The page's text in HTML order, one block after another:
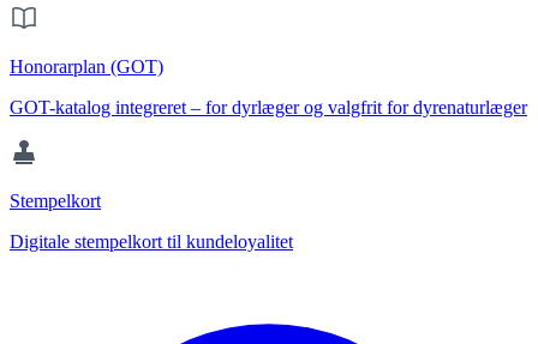
Honorarplan (GOT)
GOT-katalog integreret – for dyrlæger og valgfrit for dyrenaturlæger
Stempelkort
Digitale stempelkort til kundeloyalitet